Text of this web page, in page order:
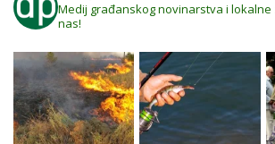
Medij građanskog novinarstva i
nas!